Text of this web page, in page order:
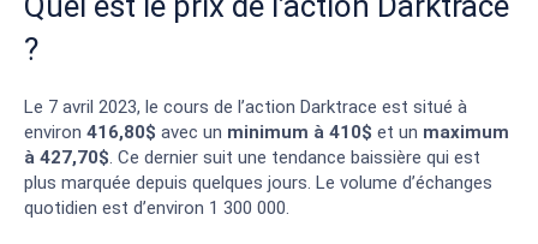
?
Le 7 avril 2023, le cours de l’action Darktrace est situé à
environ 416,80$ avec un minimum à 410$ et un maximum
à 427,70$. Ce dernier suit une tendance baissière qui est
plus marquée depuis quelques jours. Le volume d’échanges
quotidien est d’environ 1 300 000.